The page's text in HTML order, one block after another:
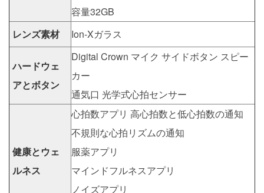
容量32GB
レンズ素材
Ion-Xガラス
ハードウェ
アとボタン
Digital Crown マイク サイドボタン スピー
カー
通気口 光学式心拍センサー
健康とウェ
ルネス
心拍数アプリ 高心拍数と低心拍数の通知
不規則な心拍リズムの通知
服薬アプリ
マインドフルネスアプリ
ノイズアプリ